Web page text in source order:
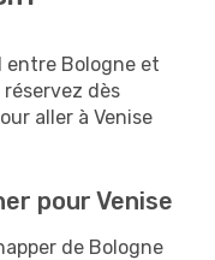
entre Bologne et
dès
aller à Venise
pour Venise
de Bologne